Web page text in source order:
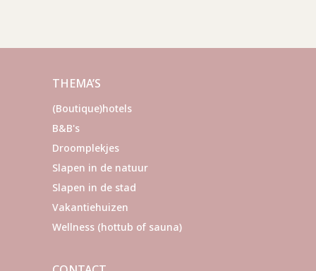
THEMA’S
(Boutique)hotels
B&B's
Droomplekjes
Slapen in de natuur
Slapen in de stad
Vakantiehuizen
Wellness (hottub of sauna)